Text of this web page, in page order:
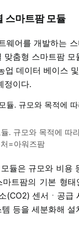
스마트팜 모듈
웨어를 개발하는
맞춤형 스마트팜
데이터 베이스
정이다.
. 규모와 목적에 따
=아워즈팜
듈은 규모와 비용
트팜의 기본 형
센서ㆍ공급
등을 세분화해 설